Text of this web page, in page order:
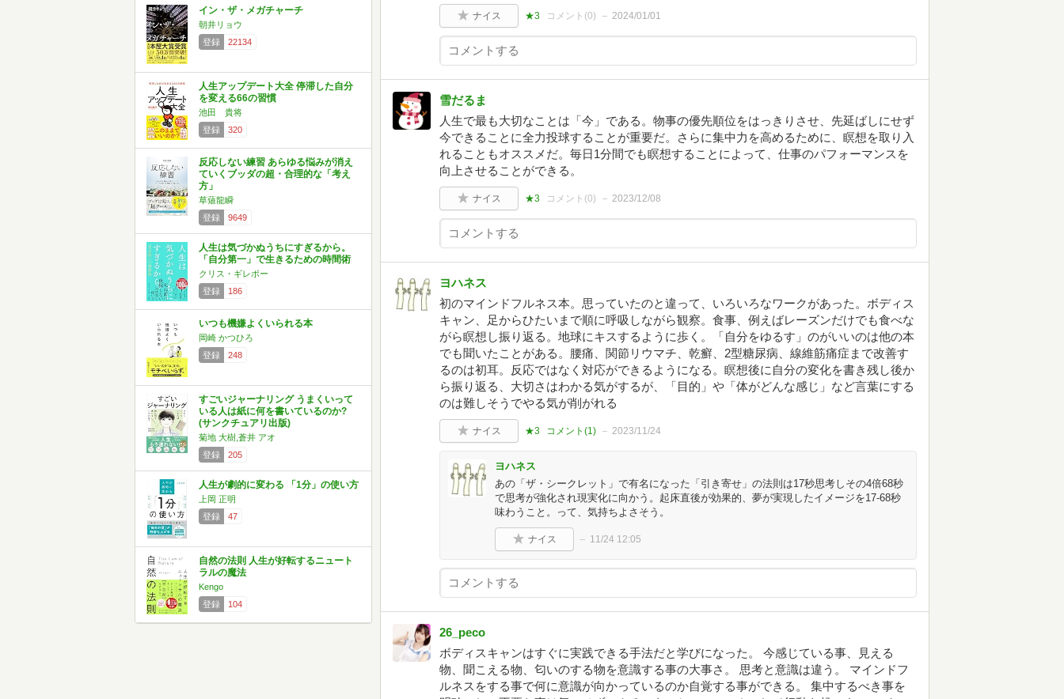
イン・ザ・メガチャーチ
朝井リョウ
登録
22134
人生アップデート大全 停滞した自分
を変える66の習慣
池田 貴将
登録
320
反応しない練習 あらゆる悩みが消え
ていくブッダの超・合理的な「考え
方」
草薙龍瞬
登録
9649
人生は気づかぬうちにすぎるから。
「自分第一」で生きるための時間術
クリス・ギレボー
登録
186
いつも機嫌よくいられる本
岡崎 かつひろ
登録
248
すごいジャーナリング うまくいって
いる人は紙に何を書いているのか?
(サンクチュアリ出版)
菊地 大樹,蒼井 アオ
登録
205
人生が劇的に変わる 「1分」の使い方
上岡 正明
登録
47
自然の法則 人生が好転するニュート
ラルの魔法
Kengo
登録
104
ナイス ★3 コメント(0) 2024/01/01
雪だるま
人生で最も大切なことは「今」である。物事の優先順位をはっきりさせ、先延ばしにせず
今できることに全力投球することが重要だ。さらに集中力を高めるために、瞑想を取り入
れることもオススメだ。毎日1分間でも瞑想することによって、仕事のパフォーマンスを
向上させることができる。
ナイス ★3 コメント(0) 2023/12/08
ヨハネス
初のマインドフルネス本。思っていたのと違って、いろいろなワークがあった。ボディス
キャン、足からひたいまで順に呼吸しながら観察。食事、例えばレーズンだけでも食べな
がら瞑想し振り返る。地球にキスするように歩く。「自分をゆるす」のがいいのは他の本
でも聞いたことがある。腰痛、関節リウマチ、乾癬、2型糖尿病、線維筋痛症まで改善す
るのは初耳。反応ではなく対応ができるようになる。瞑想後に自分の変化を書き残し後か
ら振り返る、大切さはわかる気がするが、「目的」や「体がどんな感じ」など言葉にする
のは難しそうでやる気が削がれる
ナイス ★3 コメント(1) 2023/11/24
ヨハネス
あの「ザ・シークレット」で有名になった「引き寄せ」の法則は17秒思考しその4倍68秒
で思考が強化され現実化に向かう。起床直後が効果的、夢が実現したイメージを17-68秒
味わうこと。って、気持ちよさそう。
ナイス 11/24 12:05
26_peco
ボディスキャンはすぐに実践できる手法だと学びになった。 今感じている事、見える
物、聞こえる物、匂いのする物を意識する事の大事さ。 思考と意識は違う。 マインドフ
ルネスをする事で何に意識が向かっているのか自覚する事ができる。 集中するべき事を